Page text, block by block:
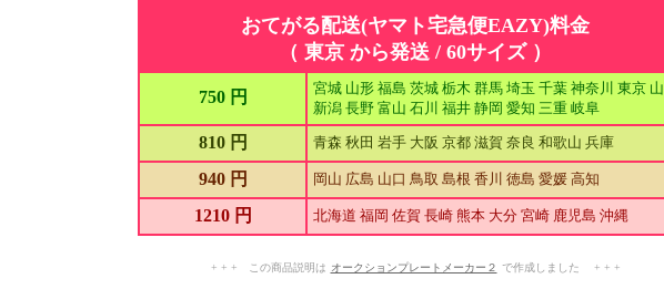
おてがる配送(ヤマト宅急便EAZY)料金
（ 東京 から発送 / 60サイズ ）
750 円
宮城 山形 福島 茨城 栃木 群馬 埼玉 千葉 神奈川 東京
新潟 長野 富山 石川 福井 静岡 愛知 三重 岐阜
810 円 青森 秋田 岩手 大阪 京都 滋賀 奈良 和歌山 兵庫
940 円 岡山 広島 山口 鳥取 島根 香川 徳島 愛媛 高知
1210 円 北海道 福岡 佐賀 長崎 熊本 大分 宮崎 鹿児島 沖縄
+ + + この商品説明は オークションプレートメーカー２ で作成しました + + +